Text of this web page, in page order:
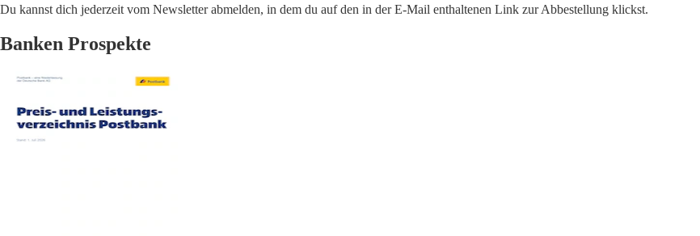
Du kannst dich jederzeit vom Newsletter abmelden, in dem du auf den in der E-Mail enthaltenen Link zur Abbestellung klickst.
Banken Prospekte